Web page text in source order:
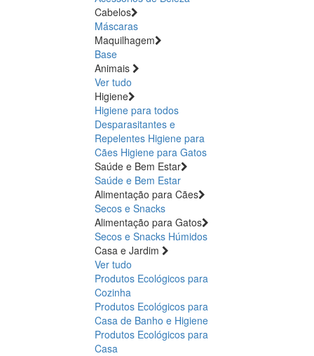
Cabelos
Máscaras
Maquilhagem
Base
Animais
Ver tudo
Higiene
Higiene para todos
Desparasitantes e
Repelentes Higiene para
Cães Higiene para Gatos
Saúde e Bem Estar
Saúde e Bem Estar
Alimentação para Cães
Secos e Snacks
Alimentação para Gatos
Secos e Snacks Húmidos
Casa e Jardim
Ver tudo
Produtos Ecológicos para
Cozinha
Produtos Ecológicos para
Casa de Banho e Higiene
Produtos Ecológicos para
Casa